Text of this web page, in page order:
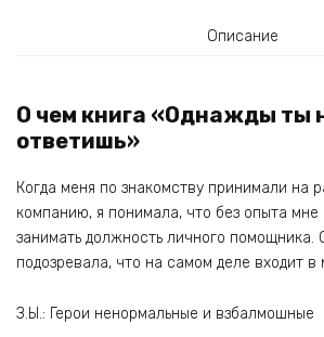
Описание
О чем книга «Однажды ты
ответишь»
Когда меня по знакомству принимали на
компанию, я понимала, что без опыта мне
занимать должность личного помощника.
подозревала, что на самом деле входит в
З.Ы.: Герои ненормальные и взбалмошные